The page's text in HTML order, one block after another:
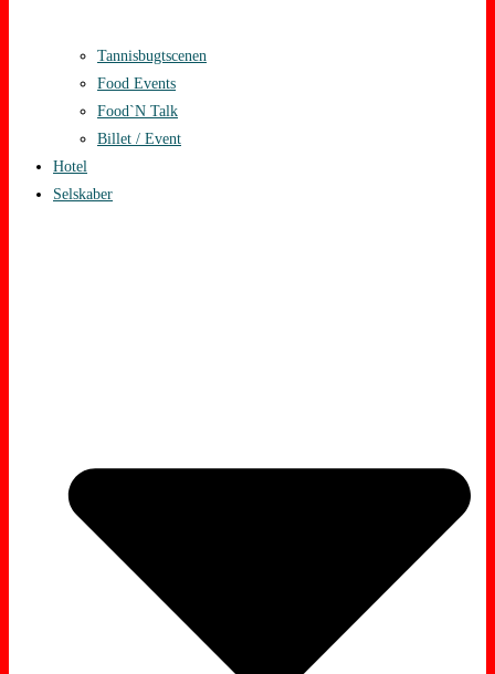
Tannisbugtscenen
Food Events
Food`N Talk
Billet / Event
Hotel
Selskaber